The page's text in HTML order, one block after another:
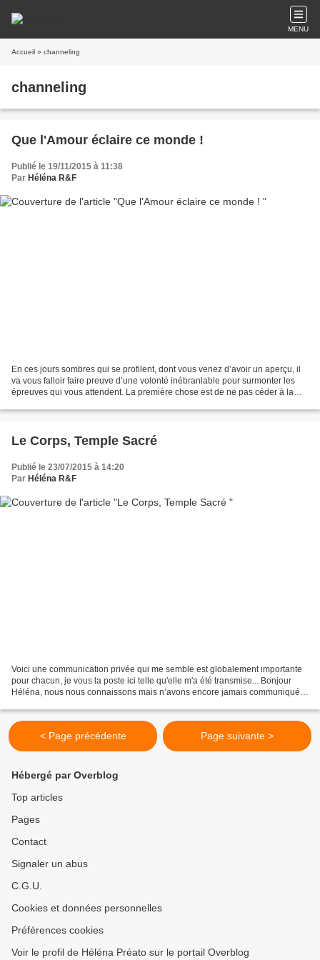
MENU
Accueil » channeling
channeling
Que l'Amour éclaire ce monde !
Publié le 19/11/2015 à 11:38
Par Héléna R&F
En ces jours sombres qui se profilent, dont vous venez d’avoir un aperçu, il
va vous falloir faire preuve d’une volonté inébranlable pour surmonter les
épreuves qui vous attendent. La première chose est de ne pas céder à la
Le Corps, Temple Sacré
Publié le 23/07/2015 à 14:20
Par Héléna R&F
Voici une communication privée qui me semble est globalement importante
pour chacun, je vous la poste ici telle qu'elle m'a été transmise... Bonjour
Héléna, nous nous connaissons mais n’avons encore jamais communiqué
< Page précédente Page suivante >
Hébergé par Overblog
Top articles
Pages
Contact
Signaler un abus
C.G.U.
Cookies et données personnelles
Préférences cookies
Voir le profil de Héléna Préato sur le portail Overblog